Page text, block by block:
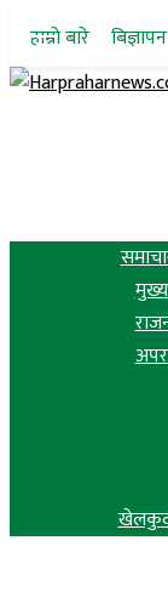
Skip
content
हाम्रो बारे बिज्ञापन